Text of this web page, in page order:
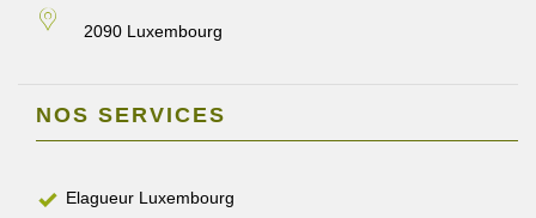
2090 Luxembourg
NOS SERVICES
Elagueur Luxembourg